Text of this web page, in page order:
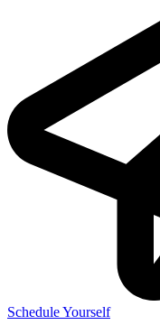
Schedule Yourself